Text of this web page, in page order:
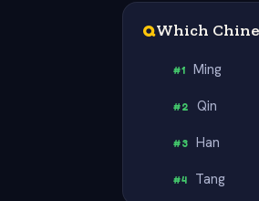
QWhich
#1 Ming
#2 Qin
#3 Han
#4 Tang